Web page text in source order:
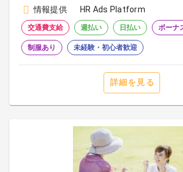
情報提供
HR Ads Platform
交通費支給 週払い 日払い ボーナ
制服あり 未経験・初心者歓迎
詳細を見る